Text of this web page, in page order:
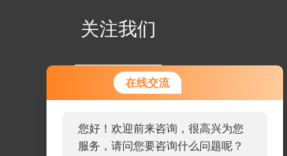
在线交流
您好！欢迎前来咨询，很高兴为您
服务，请问您要咨询什么问题呢？
关注我们